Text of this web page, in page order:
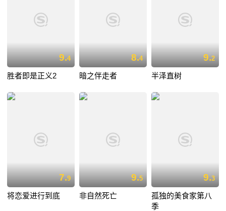
9.4
胜者即是正义2
8.4
暗之伴走者
9.2
半泽直树
7.9
将恋爱进行到底
9.5
非自然死亡
9.3
孤独的美食家第八
季